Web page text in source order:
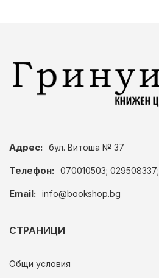
Адрес: бул. Витоша № 37
Телефон: 070010503; 029508337;
Email: info@bookshop.bg
СТРАНИЦИ
Общи условия